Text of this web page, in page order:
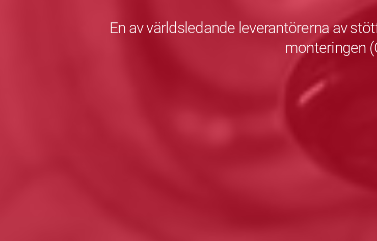
En av världsledande leverantörerna av
monteringen